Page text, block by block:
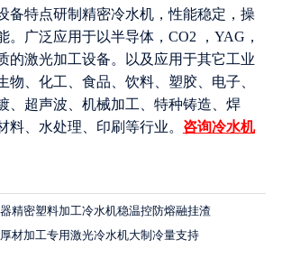
备特点研制精密冷水机，性能稳定，操
。广泛应用于以半导体，CO2 ，YAG，
的激光加工设备。以及应用于其它工业
物、化工、食品、饮料、塑胶、电子、
、超声波、机械加工、特种铸造、焊
料、水处理、印刷等行业。 咨询冷水机
精密塑料加工冷水机稳温控防熔融挂渣
材加工专用激光冷水机大制冷量支持